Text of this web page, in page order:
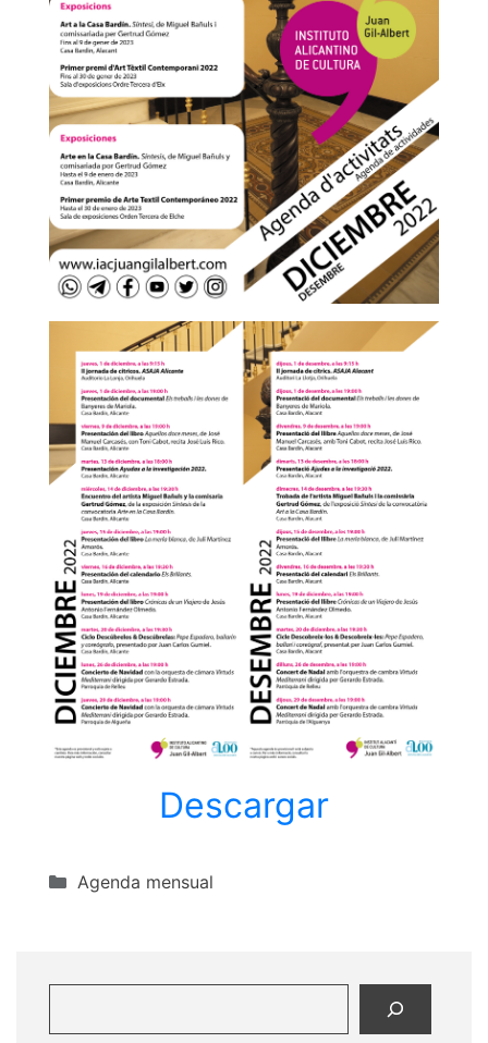
Descargar
Categorías
Agenda mensual